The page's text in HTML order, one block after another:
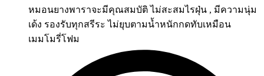
หมอนยางพาราจะมีคุณสมบัติ ไม่สะสมไรฝุ่น , มีความนุ่ม
เด้ง รองรับทุกสรีระ ไม่ยุบตามน้ำหนักกดทับเหมือน
เมมโมรี่โฟม